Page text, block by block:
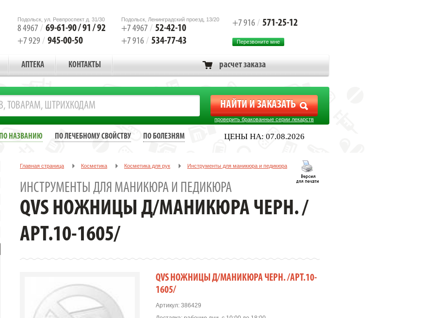
Подольск, ул. Ревпроспект д. 31/30
8 4967 / 69-61-90 / 91 / 92
+7 929 / 945-00-50
Подольск, Ленинградский проезд, 13/20
+7 4967 / 52-42-10
+7 916 / 534-77-43
+7 916 / 571-25-12
Перезвоните мне
АПТЕКА КОНТАКТЫ расчет заказа
проверить бракованные серии лекарств
ЦЕНЫ НА: 07.08.2026
ПО НАЗВАНИЮ ПО ЛЕЧЕБНОМУ СВОЙСТВУ ПО БОЛЕЗНЯМ
Главная страница Косметика Косметика для рук Инструменты для маникюра и педикюра
ИНСТРУМЕНТЫ ДЛЯ МАНИКЮРА И ПЕДИКЮРА
QVS НОЖНИЦЫ Д/МАНИКЮРА ЧЕРН. /
АРТ.10-1605/
QVS НОЖНИЦЫ Д/МАНИКЮРА ЧЕРН. /АРТ.10-
1605/
Артикул: 386429